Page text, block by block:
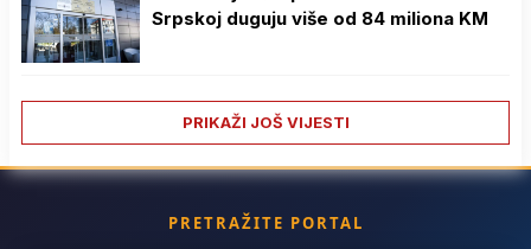
Srpskoj duguju više od 84 miliona KM
PRIKAŽI JOŠ VIJESTI
PRETRAŽITE PORTAL